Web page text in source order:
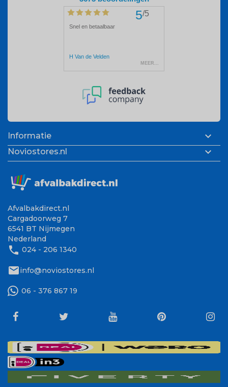
Informatie 
Noviostores.nl 
Afvalbakdirect.nl
Cargadoorweg 7
6541 BT Nijmegen
Nederland
phone 024 - 206 1340
mailinfo@noviostores.nl
06 - 376 867 19